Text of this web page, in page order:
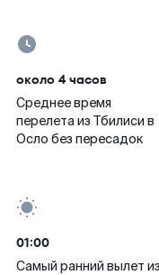
около 4 часов
Среднее время
перелета из Тбилиси в
Осло без пересадок
01:00
Самый ранний вылет из